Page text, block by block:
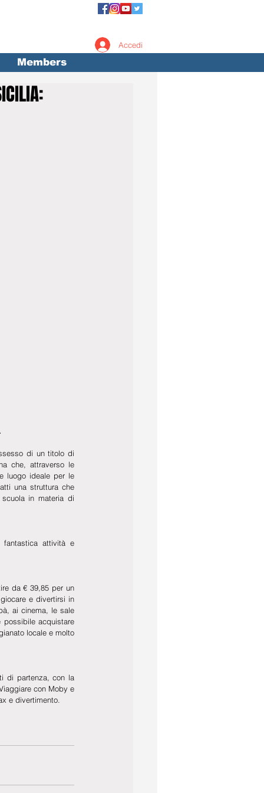
Members
Accedi
di un titolo di
che, attraverso le
luogo ideale per le
una struttura che
in materia di
fantastica attività e
da € 39,85 per un
e divertirsi in
ai cinema, le sale
acquistare
locale e molto
di partenza, con la
con Moby e
e divertimento.